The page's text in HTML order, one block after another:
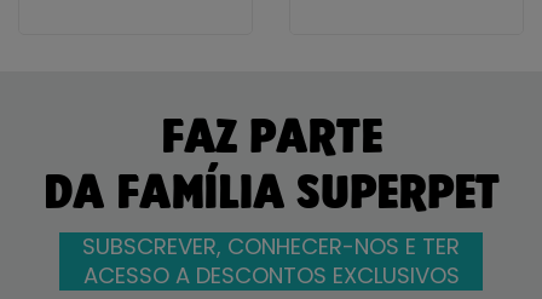
FAZ PARTE
DA FAMÍLIA SUPERPET
SUBSCREVER, CONHECER-NOS E TER
ACESSO A DESCONTOS EXCLUSIVOS